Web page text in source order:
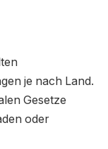
je nach Land.
Gesetze
oder